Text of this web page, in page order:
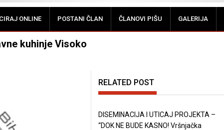
ONLINE POSTANI ČLAN ČLANOVI PIŠU GALERIJA
kuhinje Visoko
RELATED POST
DISEMINACIJA I UTICAJ PROJEKTA –
“DOK NE BUDE KASNO! Vršnjačka